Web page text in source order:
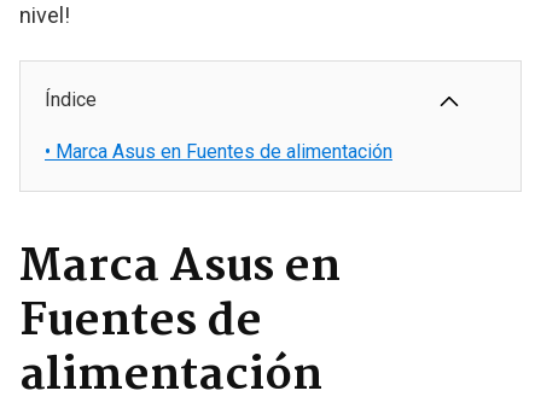
nivel!
Índice
• Marca Asus en Fuentes de alimentación
Marca Asus en
Fuentes de
alimentación